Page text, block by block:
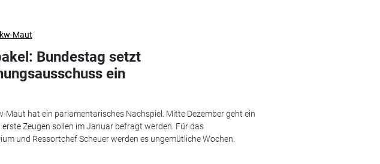
Maut
Bundestag setzt
ein
Maut hat ein parlamentarisches Nachspiel. Mitte Dezember geht ein
erste Zeugen sollen im Januar befragt werden. Für das
und Ressortchef Scheuer werden es ungemütliche Wochen.